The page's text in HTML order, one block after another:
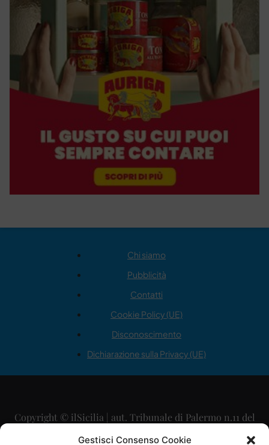
Gestisci Consenso Cookie
Chi siamo
Pubblicità
Contatti
Cookie Policy (UE)
Disconoscimento
Dichiarazione sulla Privacy (UE)
Copyright © ilSicilia | aut. Tribunale di Palermo n.11 del
29/09/2015